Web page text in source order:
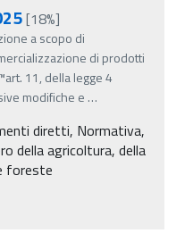
[18%]
a scopo di
di prodotti
11, della legge 4
modifiche e …
diretti, Normativa,
della agricoltura, della
foreste